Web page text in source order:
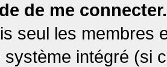
de me connecter.
seul les membres
système intégré (si